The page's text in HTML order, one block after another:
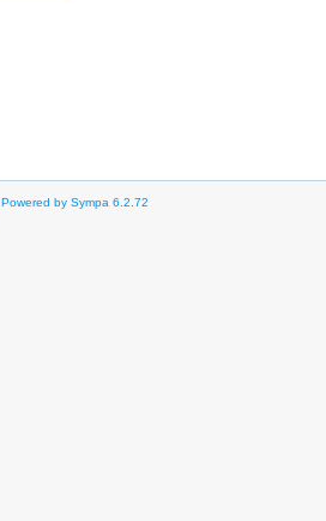
Powered by Sympa 6.2.72